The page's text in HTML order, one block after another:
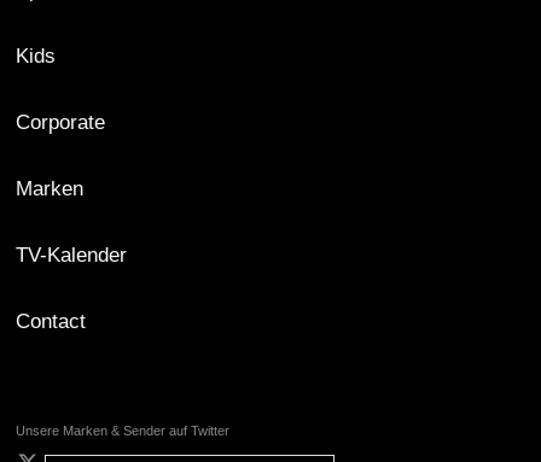
Kids
Corporate
Marken
TV-Kalender
Contact
Unsere Marken & Sender auf Twitter